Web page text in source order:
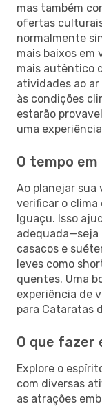
mas também
ofertas
normalmente
mais baixos em
mais autêntico
atividades ao
às condições
estarão
uma
O tempo
Ao planejar sua
verificar o clima
Iguaçu. Isso
adequada—seja
casacos e
leves como
quentes. Uma
experiência de
para Cataratas
O que fazer
Explore o
com diversas
as atrações